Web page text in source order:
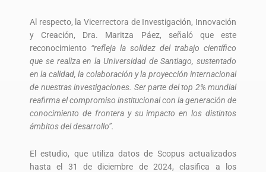
Al respecto, la Vicerrectora de Investigación, Innovación
y Creación, Dra. Maritza Páez, señaló que este
reconocimiento “refleja la solidez del trabajo científico
que se realiza en la Universidad de Santiago, sustentado
en la calidad, la colaboración y la proyección internacional
de nuestras investigaciones. Ser parte del top 2% mundial
reafirma el compromiso institucional con la generación de
conocimiento de frontera y su impacto en los distintos
ámbitos del desarrollo”.
El estudio, que utiliza datos de Scopus actualizados
hasta el 31 de diciembre de 2024, clasifica a los